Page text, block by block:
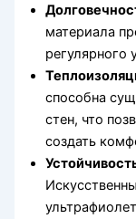
материала
регулярного
способна
стен, что
создать